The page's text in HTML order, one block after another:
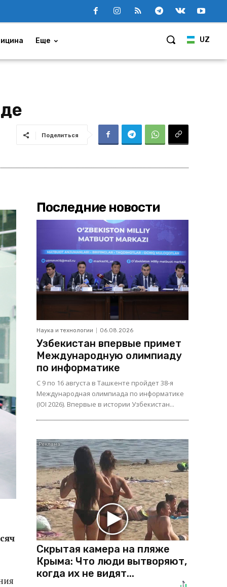
UZ
Еще
Поделиться
Последние новости
Наука и технологии 06.08.2026
Узбекистан впервые примет
Международную олимпиаду
по информатике
С 9 по 16 августа в Ташкенте пройдет 38-я
Международная олимпиада по информатике
(IOI 2026). Впервые в истории Узбекистан...
Скрытая камера на пляже
Крыма: Что люди вытворяют,
когда их не видят...